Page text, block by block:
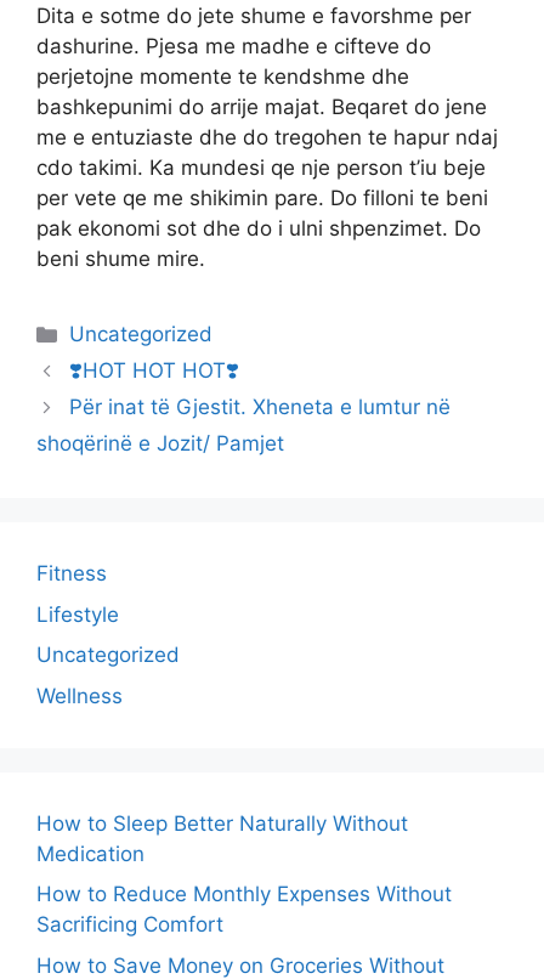
Dita e sotme do jete shume e favorshme per
dashurine. Pjesa me madhe e cifteve do
perjetojne momente te kendshme dhe
bashkepunimi do arrije majat. Beqaret do jene
me e entuziaste dhe do tregohen te hapur ndaj
cdo takimi. Ka mundesi qe nje person t’iu beje
per vete qe me shikimin pare. Do filloni te beni
pak ekonomi sot dhe do i ulni shpenzimet. Do
beni shume mire.
Categories
Uncategorized
❣️HOT HOT HOT❣️
Për inat të Gjestit. Xheneta e lumtur në
shoqërinë e Jozit/ Pamjet
Fitness
Lifestyle
Uncategorized
Wellness
How to Sleep Better Naturally Without
Medication
How to Reduce Monthly Expenses Without
Sacrificing Comfort
How to Save Money on Groceries Without